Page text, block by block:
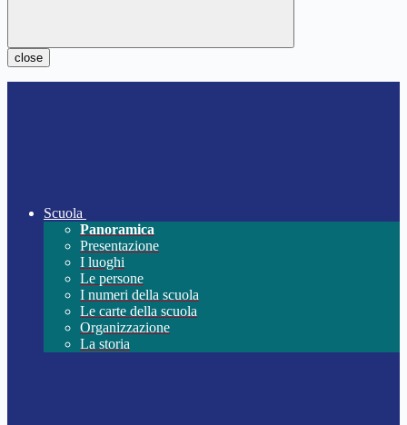
close
Scuola
Panoramica
Presentazione
I luoghi
Le persone
I numeri della scuola
Le carte della scuola
Organizzazione
La storia